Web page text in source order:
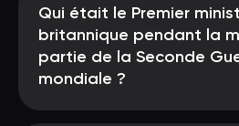
Qui était le Premier
britannique pendant la
partie de la Seconde
mondiale ?